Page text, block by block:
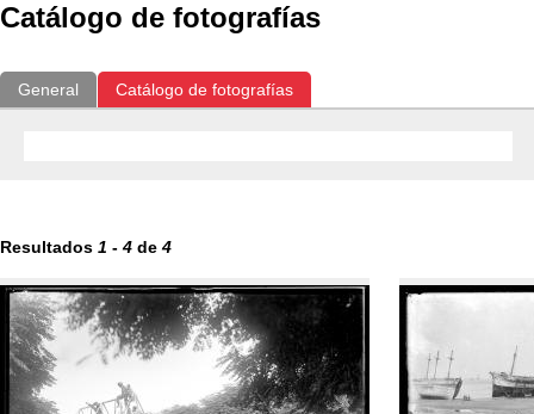
Catálogo de fotografías
General Catálogo de fotografías
Resultados 1 - 4 de 4